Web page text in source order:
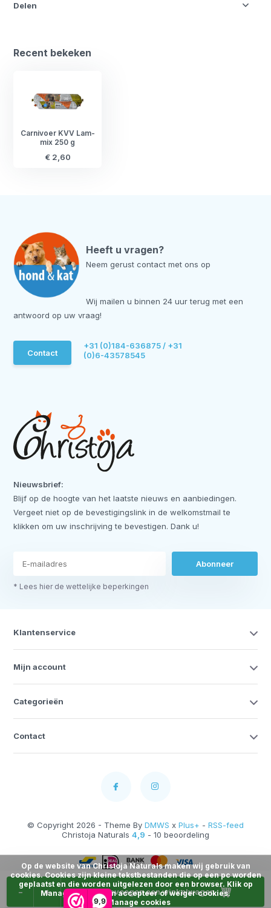
9,9
+
- Toevoegen aan winkelwagen
Delen
Recent bekeken
Carnivoer KVV Lam-
mix 250 g
€ 2,60
Heeft u vragen?
Neem gerust contact met ons op
Wij mailen u binnen 24 uur terug met een
antwoord op uw vraag!
Contact
+31 (0)184-636875 / +31
(0)6-43578545
Nieuwsbrief:
Blijf op de hoogte van het laatste nieuws en aanbiedingen.
Vergeet niet op de bevestigingslink in de welkomstmail te
klikken om uw inschrijving te bevestigen. Dank u!
Abonneer
* Lees hier de wettelijke beperkingen
Klantenservice
Mijn account
Categorieën
Contact
© Copyright 2026 - Theme By DMWS x Plus+ - RSS-feed
Christoja Naturals 4,9 - 10 beoordeling
Op de website van Christoja Naturals maken wij gebruik van
cookies. Cookies zijn kleine tekstbestanden die op een pc worden
geplaatst en die worden uitgelezen door een browser. Klik op
Manage Cookies en accepteer of weiger cookies.
Manage cookies